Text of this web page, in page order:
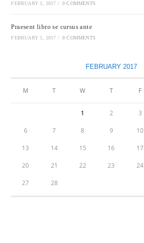
FEBRUARY 1, 2017 / 0 COMMENTS
Praesent libro se cursus ante
FEBRUARY 1, 2017 / 0 COMMENTS
FEBRUARY 2017
M T W T F
1 2 3
6 7 8 9 10
13 14 15 16 17
20 21 22 23 24
27 28